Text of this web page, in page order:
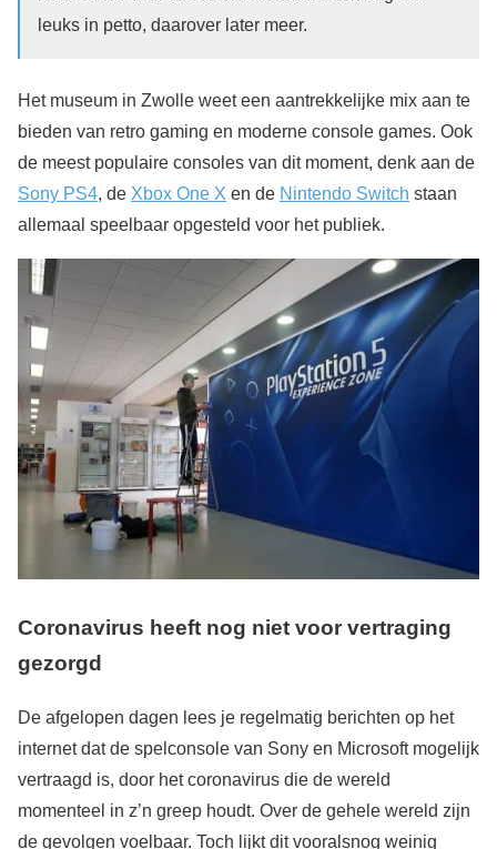
leuks in petto, daarover later meer.
Het museum in Zwolle weet een aantrekkelijke mix aan te
bieden van retro gaming en moderne console games. Ook
de meest populaire consoles van dit moment, denk aan de
Sony PS4, de Xbox One X en de Nintendo Switch staan
allemaal speelbaar opgesteld voor het publiek.
Coronavirus heeft nog niet voor vertraging
gezorgd
De afgelopen dagen lees je regelmatig berichten op het
internet dat de spelconsole van Sony en Microsoft mogelijk
vertraagd is, door het coronavirus die de wereld
momenteel in z’n greep houdt. Over de gehele wereld zijn
de gevolgen voelbaar. Toch lijkt dit vooralsnog weinig